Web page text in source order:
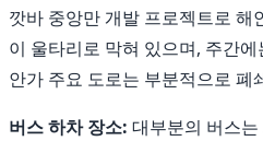
깟바 중앙만 개발 프로젝트로 해
이 울타리로 막혀 있으며, 주간
안가 주요 도로는 부분적으로 폐
버스 하차 장소: 대부분의 버스